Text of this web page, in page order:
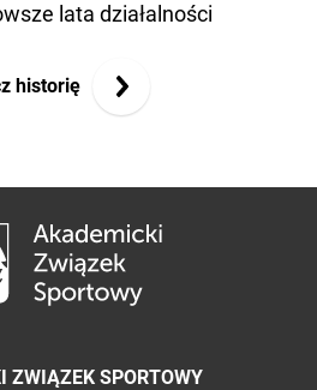
lata działalności
historię
ZWIĄZEK SPORTOWY